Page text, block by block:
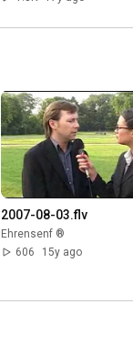
2007-08-03.flv
Ehrensenf ®
606
15y ago